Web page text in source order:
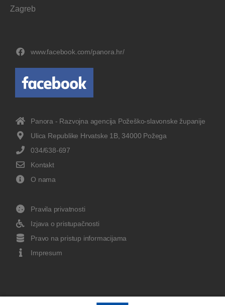
Zagreb
www.facebook.com/panora.hr/
Panora - Razvojna agencija Požeško-slavonske županije
Ulica Republike Hrvatske 1B, 34000 Požega
034/638-697
Kontakt
O nama
Pravila privatnosti
Izjava o pristupačnosti
Pravo na pristup informacijama
Impresum